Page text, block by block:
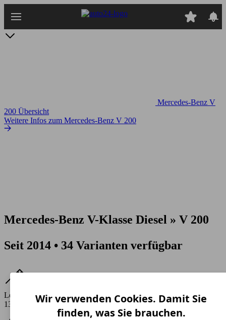
Hauptinhalt
Mercedes-Benz V
200 Übersicht
Weitere Infos zum Mercedes-Benz V 200
Mercedes-Benz V-Klasse Diesel » V 200
Seit 2014 • 34 Varianten verfügbar
Leistung
136 PS
Wir verwenden Cookies. Damit Sie
finden, was Sie brauchen.